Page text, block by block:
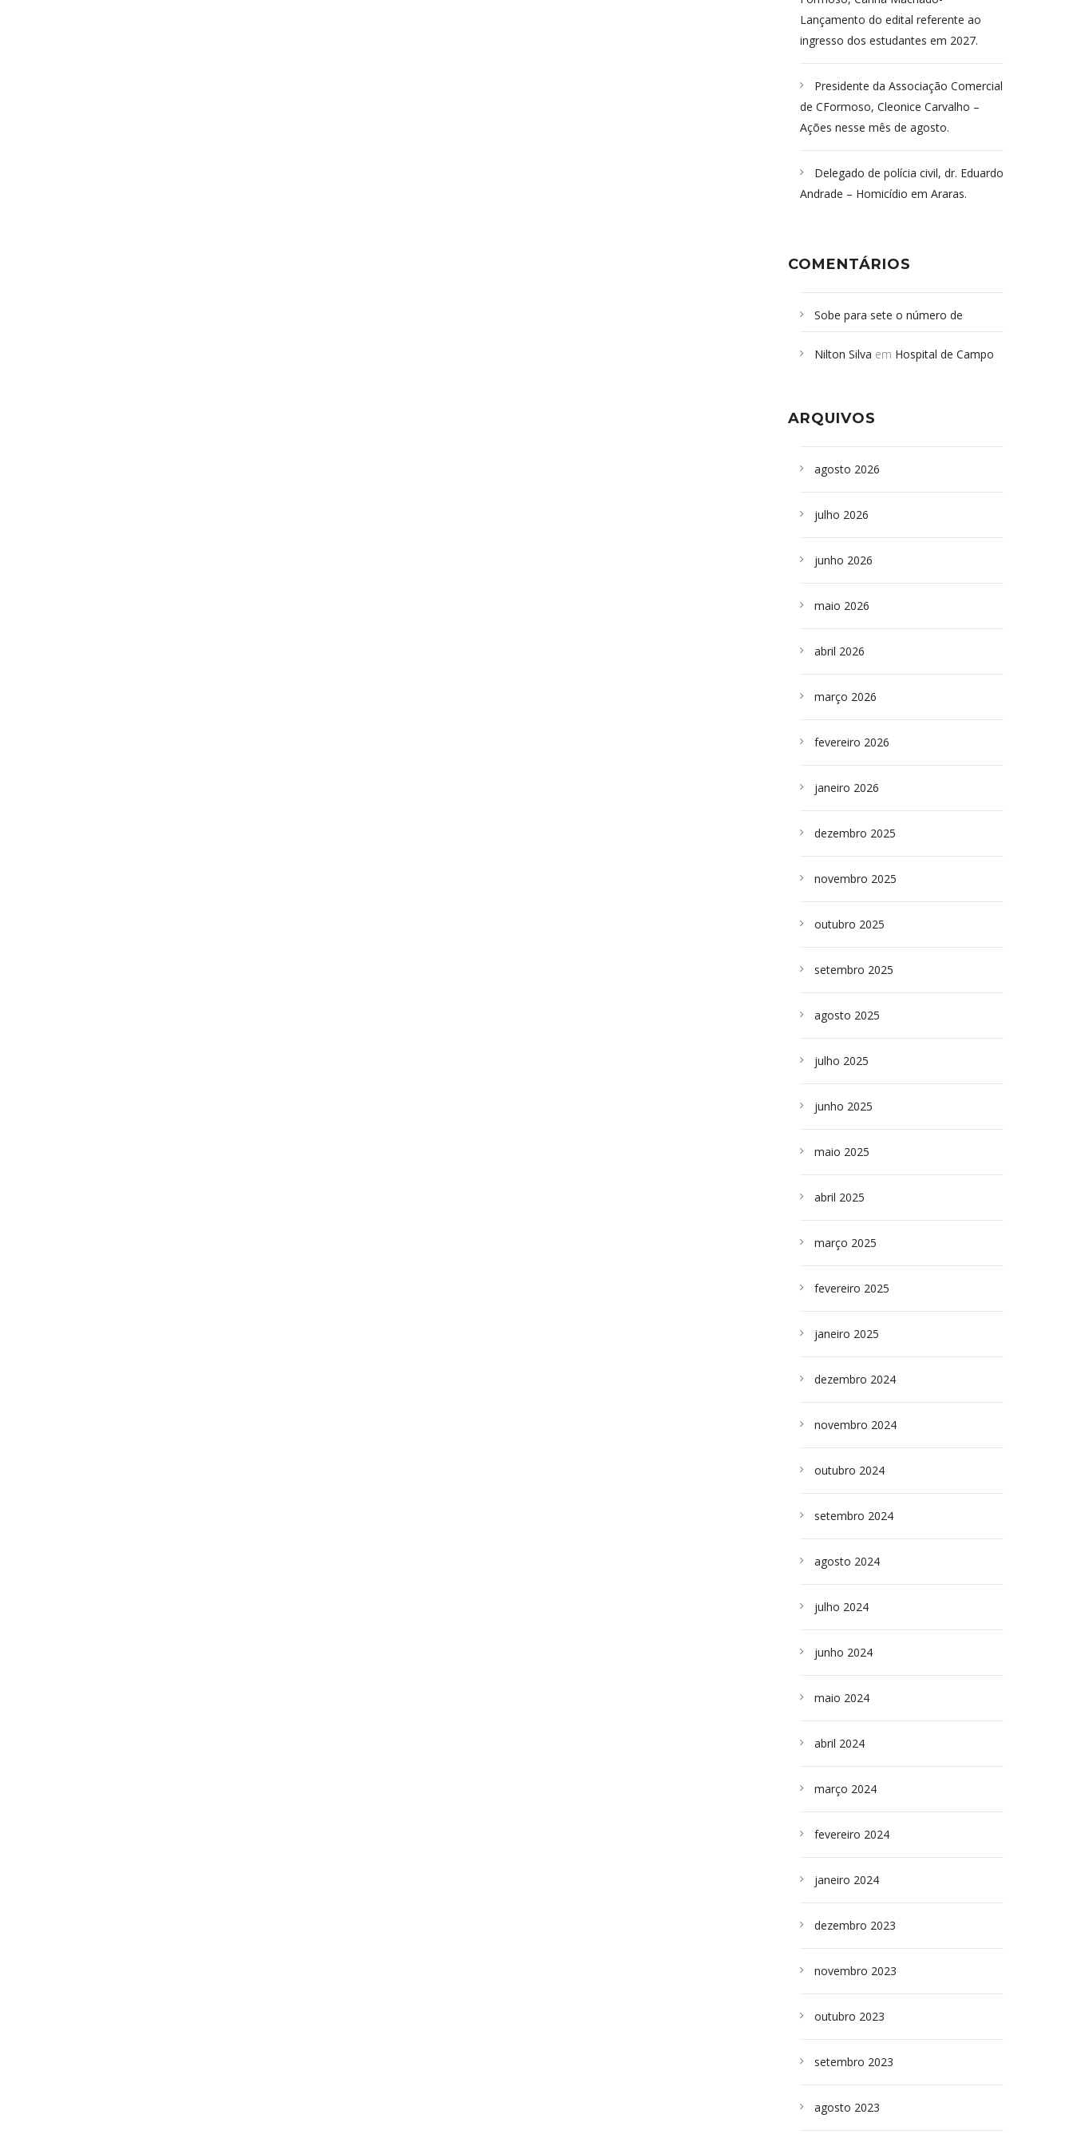
Lançamento do edital referente ao
ingresso dos estudantes em 2027.
Presidente da Associação Comercial
de CFormoso, Cleonice Carvalho –
Ações nesse mês de agosto.
Delegado de polícia civil, dr. Eduardo
Andrade – Homicídio em Araras.
COMENTÁRIOS
Sobe para sete o número de
desabamento em São Paulo - Revista
sepultados em SP
Nilton Silva em Hospital de Campo
ARQUIVOS
agosto 2026
julho 2026
junho 2026
maio 2026
abril 2026
março 2026
fevereiro 2026
janeiro 2026
dezembro 2025
novembro 2025
outubro 2025
setembro 2025
agosto 2025
julho 2025
junho 2025
maio 2025
abril 2025
março 2025
fevereiro 2025
janeiro 2025
dezembro 2024
novembro 2024
outubro 2024
setembro 2024
agosto 2024
julho 2024
junho 2024
maio 2024
abril 2024
março 2024
fevereiro 2024
janeiro 2024
dezembro 2023
novembro 2023
outubro 2023
setembro 2023
agosto 2023